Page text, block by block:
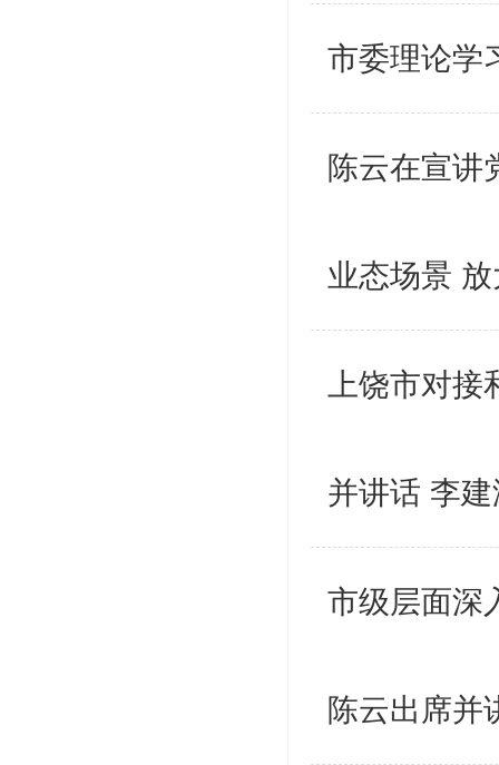
市委理论学
陈云在宣讲
业态场景
上饶市对接
并讲话 李
市级层面深
陈云出席并